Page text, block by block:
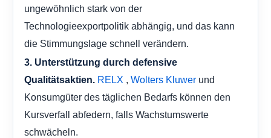
ungewöhnlich stark von der
Technologieexportpolitik abhängig, und das kann
die Stimmungslage schnell verändern.
3. Unterstützung durch defensive
Qualitätsaktien. RELX Wolters Kluwer und
Konsumgüter des täglichen Bedarfs können den
Kursverfall abfedern, falls Wachstumswerte
schwächeln.